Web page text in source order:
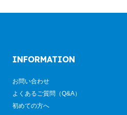
INFORMATION
お問い合わせ
よくあるご質問（Q&A）
初めての方へ